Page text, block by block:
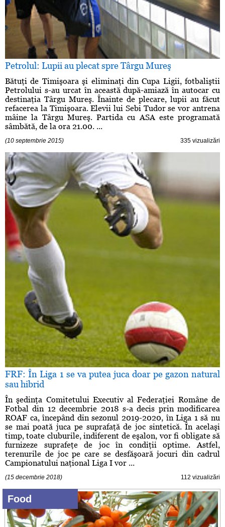
Petrolul: Lupii au plecat spre Târgu Mureş
Bătuţi de Timişoara şi eliminaţi din Cupa Ligii, fotbaliştii
Petrolului s-au urcat în această după-amiază în autocar cu
destinaţia Târgu Mureş. Înainte de plecare, lupii au făcut
refacerea la Timişoara. Elevii lui Sebi Tudor se vor antrena
mâine la Târgu Mureş. Partida cu ASA este programată
sâmbătă, de la ora 21.00. ...
(10 septembrie 2015) 335 vizualizări
FRF: În Liga 1 se va putea juca doar pe gazon natural
sau hibrid
În şedinţa Comitetului Executiv al Federaţiei Române de
Fotbal din 12 decembrie 2018 s-a decis prin modificarea
ROAF ca, începând din sezonul 2019-2020, în Liga 1 să nu
se mai poată juca pe suprafaţă de joc sintetică. În acelaşi
timp, toate cluburile, indiferent de eşalon, vor fi obligate să
furnizeze suprafeţe de joc în condiţii optime. Astfel,
terenurile de joc pe care se desfăşoară jocuri din cadrul
Campionatului naţional Liga I vor ...
(15 decembrie 2018) 112 vizualizări
Food